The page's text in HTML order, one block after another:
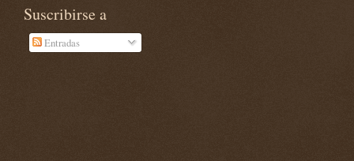
Suscribirse a
Entradas